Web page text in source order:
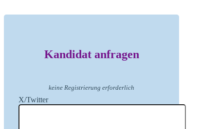
Kandidat anfragen
keine Registrierung erforderlich
X/Twitter